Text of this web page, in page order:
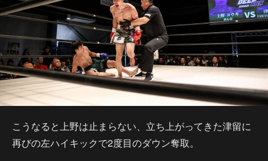
こうなると上野は止まらない、立ち上がってきた津留に
再びの左ハイキックで2度目のダウン奪取。